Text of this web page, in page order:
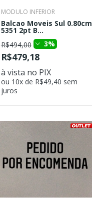
MODULO INFERIOR
Balcao Moveis Sul 0.80cm
5351 2pt B...
R$494,00
3%
R$479,18
à vista no PIX
ou 10x de R$49,40 sem
juros